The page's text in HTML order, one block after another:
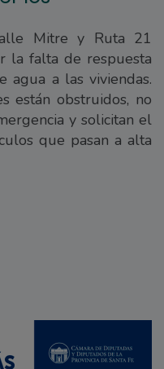
Mitre y Ruta 21
la falta de respuesta
agua a las viviendas.
están obstruidos, no
y solicitan el
que pasan a alta